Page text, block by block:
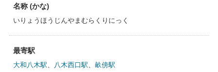
名称 (かな)
いりょうほうじんやまむらくりにっく
最寄駅
大和八木駅 八木西口駅 畝傍駅